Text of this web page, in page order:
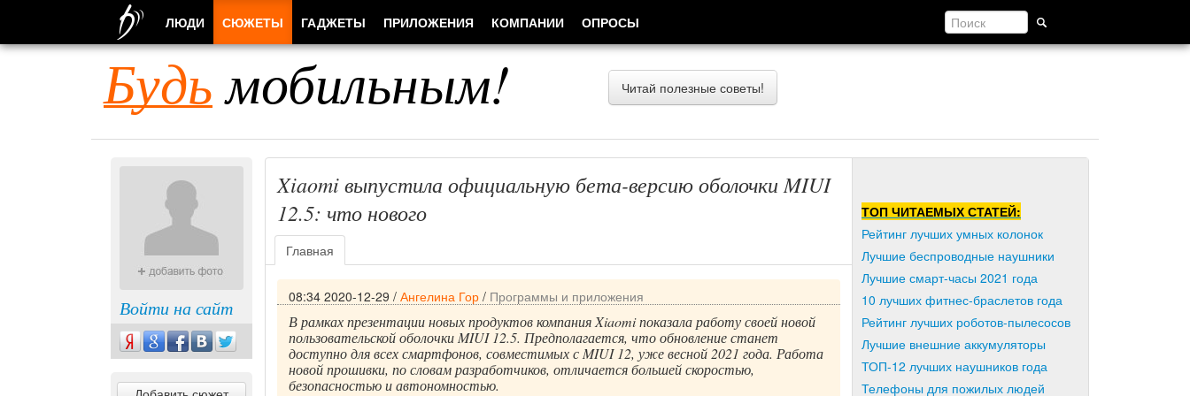
Будьмобильным! Читай полезные советы!
Войти на сайт
Xiaomi выпустила официальную бета-версию оболочки MIUI
12.5: что нового
Главная
08:34 2020-12-29 / Ангелина Гор / Программы и приложения
В рамках презентации новых продуктов компания Xiaomi показала работу своей новой
пользовательской оболочки MIUI 12.5. Предполагается, что обновление станет
доступно для всех смартфонов, совместимых с MIUI 12, уже весной 2021 года. Работа
новой прошивки, по словам разработчиков, отличается большей скоростью,
безопасностью и автономностью.
ТОП ЧИТАЕМЫХ СТАТЕЙ:
Рейтинг лучших умных колонок
Лучшие беспроводные наушники
Лучшие смарт-часы 2021 года
10 лучших фитнес-браслетов года
Рейтинг лучших роботов-пылесосов
Лучшие внешние аккумуляторы
ТОП-12 лучших наушников года
Телефоны для пожилых людей
ЛЮДИ СЮЖЕТЫ ГАДЖЕТЫ ПРИЛОЖЕНИЯ КОМПАНИИ ОПРОСЫ